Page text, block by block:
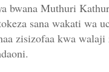
bwana Muthuri
sana wakati wa
zisizofaa kwa